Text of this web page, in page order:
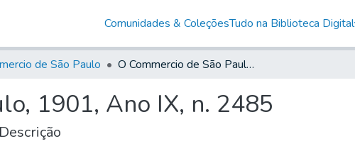
Comunidades & ColeçõesTudo na Biblioteca Digital
de São Paulo O Commercio de São Paulo, 1901, Ano IX, n. 2485
1901, Ano IX, n. 2485
Descrição